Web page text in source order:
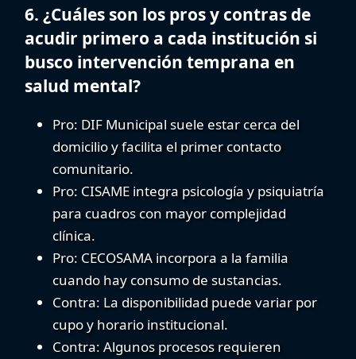
6. ¿Cuáles son los pros y contras de
acudir primero a cada institución si
busco intervención temprana en
salud mental?
Pro: DIF Municipal suele estar cerca del
domicilio y facilita el primer contacto
comunitario.
Pro: CISAME integra psicología y psiquiatría
para cuadros con mayor complejidad
clínica.
Pro: CECOSAMA incorpora a la familia
cuando hay consumo de sustancias.
Contra: La disponibilidad puede variar por
cupo y horario institucional.
Contra: Algunos procesos requieren